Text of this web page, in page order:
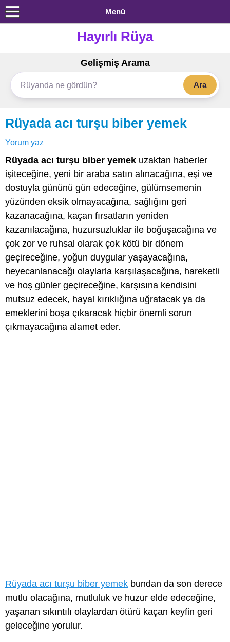
Menü
Hayırlı Rüya
Gelişmiş Arama
Ara
Rüyada acı turşu biber yemek
Yorum yaz
Rüyada acı turşu biber yemek uzaktan haberler
işiteceğine, yeni bir araba satın alınacağına, eşi ve
dostuyla gününü gün edeceğine, gülümsemenin
yüzünden eksik olmayacağına, sağlığını geri
kazanacağına, kaçan fırsatların yeniden
kazanılacağına, huzursuzluklar ile boğuşacağına ve
çok zor ve ruhsal olarak çok kötü bir dönem
geçireceğine, yoğun duygular yaşayacağına,
heyecanlanacağı olaylarla karşılaşacağına, hareketli
ve hoş günler geçireceğine, karşısına kendisini
mutsuz edecek, hayal kırıklığına uğratacak ya da
emeklerini boşa çıkaracak hiçbir önemli sorun
çıkmayacağına alamet eder.
Rüyada acı turşu biber yemek bundan da son derece
mutlu olacağına, mutluluk ve huzur elde edeceğine,
yaşanan sıkıntılı olaylardan ötürü kaçan keyfin geri
geleceğine yorulur.